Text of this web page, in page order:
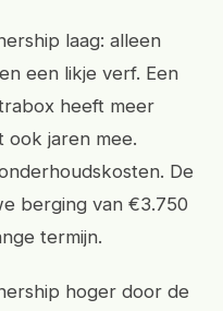
laag: alleen
een likje verf. Een
heeft meer
ook jaren mee.
De
berging van €3.750
termijn.
hoger door de